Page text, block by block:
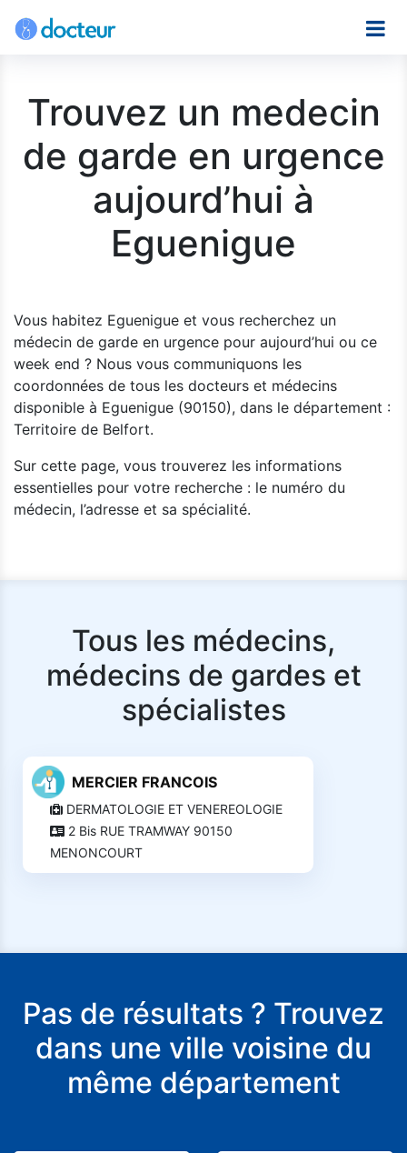
Trouvez un medecin
de garde en urgence
aujourd’hui à
Eguenigue
Vous habitez Eguenigue et vous recherchez un
médecin de garde en urgence pour aujourd’hui ou ce
week end ? Nous vous communiquons les
coordonnées de tous les docteurs et médecins
disponible à Eguenigue (90150), dans le département :
Territoire de Belfort.
Sur cette page, vous trouverez les informations
essentielles pour votre recherche : le numéro du
médecin, l’adresse et sa spécialité.
Tous les médecins,
médecins de gardes et
spécialistes
MERCIER FRANCOIS
DERMATOLOGIE ET VENEREOLOGIE
2 Bis RUE TRAMWAY 90150
MENONCOURT
Pas de résultats ? Trouvez
dans une ville voisine du
même département